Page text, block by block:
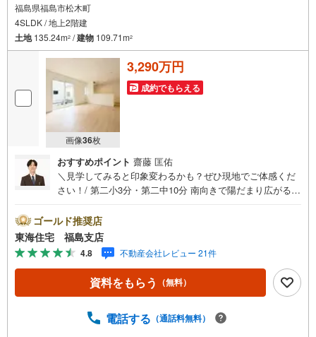
福島県福島市松木町
4SLDK / 地上2階建
土地135.24m2 /建物 109.71m2
画像36枚
3,290万円
成約でもらえる
おすすめポイント 齋藤 匡佑
＼見学してみると印象変わるかも？ぜひ現地でご体感くだ
さい！/ 第二小3分・第二中10分 南向きで陽だまり広がる、
列3台駐車可！前面道路も広く駐車も楽ちん 福島で30年の
地域密着不動産会社です！福島県出身スタッフが中心で、
地元を熟知した暮らし目線のご提案が強み。Google口コミ
でも 4.7の高評価をいただいています！実際のお客様の声
も、ぜひ参考になさってください。＼住宅ローンのご相談
は無料です！/「通るかな…？」と不安な段階でも大丈夫で
営業はいたしません。ライフプランシミュレーションも無
ゴールド推奨店
東海住宅 福島支店
4.8 不動産会社レビュー 21件
資料をもらう （無料）
電話する （通話料無料）